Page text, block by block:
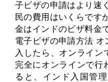
子ビザの申請はより速
民の費用はいくらです
金はインドのビザ料金
電子ビザの申請方法
入したら、オンライン
完全にオンラインで行
ると、インド入国管